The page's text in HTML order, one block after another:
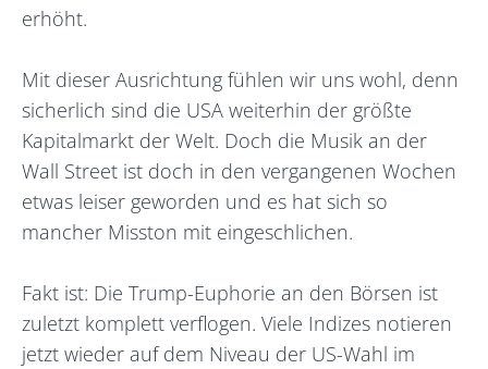
erhöht.
Mit dieser Ausrichtung fühlen wir uns wohl, denn
sicherlich sind die USA weiterhin der größte
Kapitalmarkt der Welt. Doch die Musik an der
Wall Street ist doch in den vergangenen Wochen
etwas leiser geworden und es hat sich so
mancher Misston mit eingeschlichen.
Fakt ist: Die Trump-Euphorie an den Börsen ist
zuletzt komplett verflogen. Viele Indizes notieren
jetzt wieder auf dem Niveau der US-Wahl im